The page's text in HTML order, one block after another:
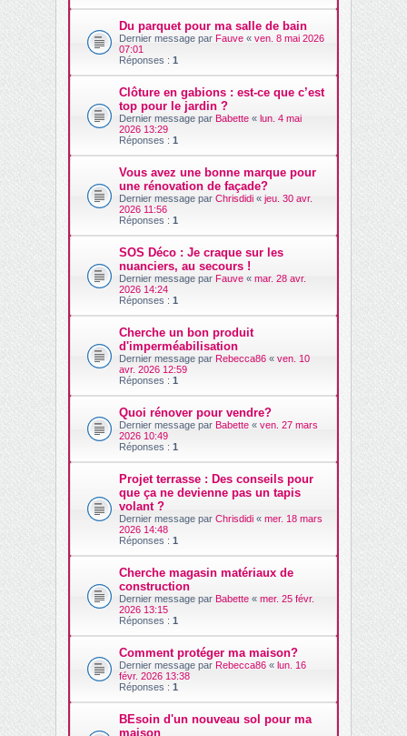
Du parquet pour ma salle de bain
Dernier message par Fauve « ven. 8 mai 2026
07:01
Réponses : 1
Clôture en gabions : est-ce que c’est
top pour le jardin ?
Dernier message par Babette « lun. 4 mai
2026 13:29
Réponses : 1
Vous avez une bonne marque pour
une rénovation de façade?
Dernier message par Chrisdidi « jeu. 30 avr.
2026 11:56
Réponses : 1
SOS Déco : Je craque sur les
nuanciers, au secours !
Dernier message par Fauve « mar. 28 avr.
2026 14:24
Réponses : 1
Cherche un bon produit
d'imperméabilisation
Dernier message par Rebecca86 « ven. 10
avr. 2026 12:59
Réponses : 1
Quoi rénover pour vendre?
Dernier message par Babette « ven. 27 mars
2026 10:49
Réponses : 1
Projet terrasse : Des conseils pour
que ça ne devienne pas un tapis
volant ?
Dernier message par Chrisdidi « mer. 18 mars
2026 14:48
Réponses : 1
Cherche magasin matériaux de
construction
Dernier message par Babette « mer. 25 févr.
2026 13:15
Réponses : 1
Comment protéger ma maison?
Dernier message par Rebecca86 « lun. 16
févr. 2026 13:38
Réponses : 1
BEsoin d'un nouveau sol pour ma
maison